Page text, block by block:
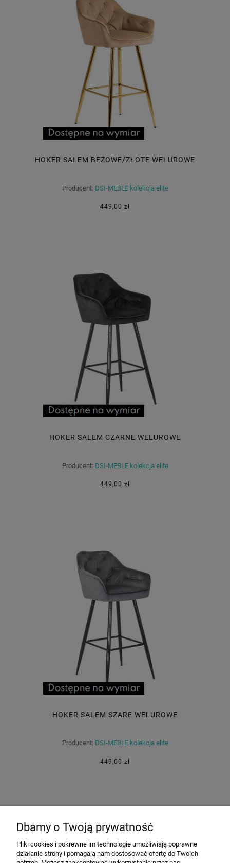
HOKER SALEM BEŻOWE/ZŁOTE WELUROWE
Producent: DSI-MEBLE kolekcja elite
449,00 zł
HOKER SALEM CZARNE WELUROWE
Producent: DSI-MEBLE kolekcja elite
449,00 zł
HOKER SALEM SZARE WELUROWE
Producent: DSI-MEBLE kolekcja elite
449,00 zł
O FIRMIE
Dbamy o Twoją prywatność
Pliki cookies i pokrewne im technologie umożliwiają poprawne
działanie strony i pomagają nam dostosować ofertę do Twoich